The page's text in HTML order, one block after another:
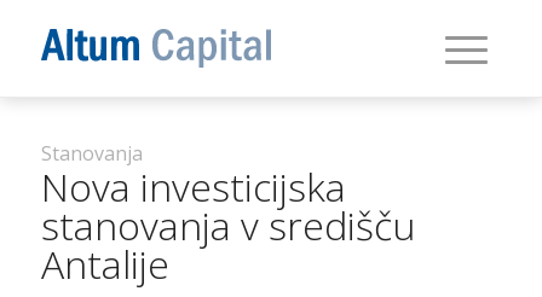
Stanovanja
Nova investicijska
stanovanja v središču
Antalije